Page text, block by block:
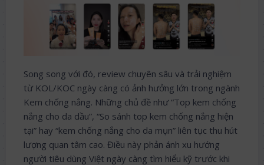
Song song với đó, review chuyên sâu và trải nghiệm
từ KOL/KOC ngày càng có ảnh hưởng lớn trong ngành
Kem chống nắng. Những chủ đề như “Top kem chống
nắng cho da dầu”, “So sánh top kem chống nắng hiện
tại” hay “kem chống nắng cho da mụn” liên tục thu hút
lượng quan tâm cao. Điều này phản ánh xu hướng
người tiêu dùng Việt ngày càng tìm hiểu kỹ trước khi